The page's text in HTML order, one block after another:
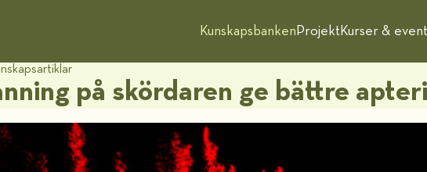
Kunskapsbanken ProjektKurser & event
på skördaren ge bättre